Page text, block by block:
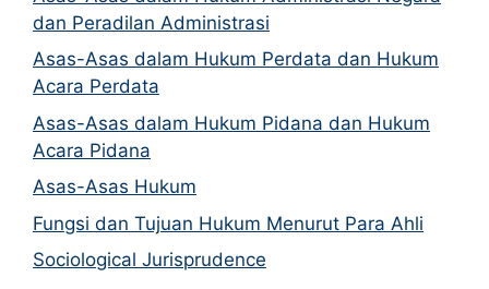
dan Peradilan Administrasi
Asas-Asas dalam Hukum Perdata dan Hukum
Acara Perdata
Asas-Asas dalam Hukum Pidana dan Hukum
Acara Pidana
Asas-Asas Hukum
Fungsi dan Tujuan Hukum Menurut Para Ahli
Sociological Jurisprudence